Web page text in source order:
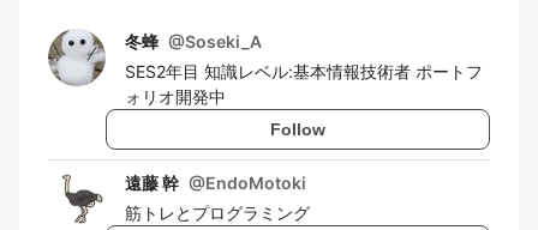
冬蜂 @Soseki_A
SES2年目 知識レベル:基本情報技術者 ポートフ
ォリオ開発中
Follow
遠藤 幹 @EndoMotoki
筋トレとプログラミング